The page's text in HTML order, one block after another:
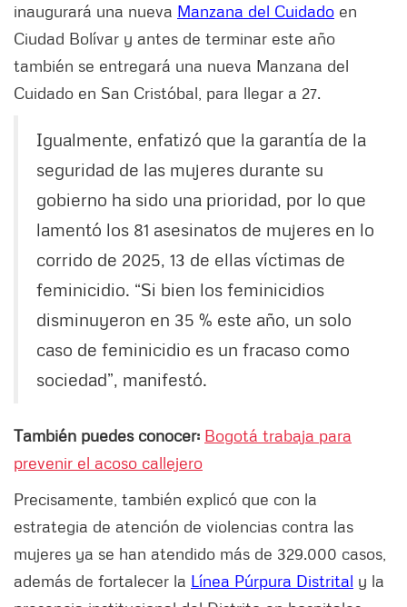
inaugurará una nueva Manzana del Cuidado en
Ciudad Bolívar y antes de terminar este año
también se entregará una nueva Manzana del
Cuidado en San Cristóbal, para llegar a 27.
Igualmente, enfatizó que la garantía de la
seguridad de las mujeres durante su
gobierno ha sido una prioridad, por lo que
lamentó los 81 asesinatos de mujeres en lo
corrido de 2025, 13 de ellas víctimas de
feminicidio. “Si bien los feminicidios
disminuyeron en 35 % este año, un solo
caso de feminicidio es un fracaso como
sociedad”, manifestó.
También puedes conocer: Bogotá trabaja para
prevenir el acoso callejero
Precisamente, también explicó que con la
estrategia de atención de violencias contra las
mujeres ya se han atendido más de 329.000 casos,
además de fortalecer la Línea Púrpura Distrital y la